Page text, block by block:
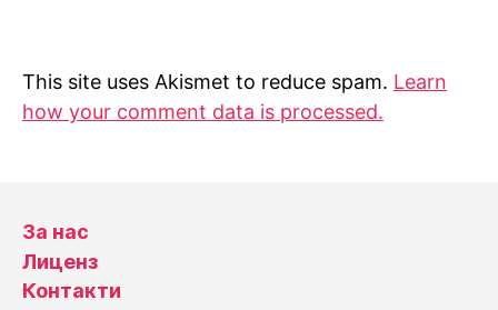
This site uses Akismet to reduce spam. Learn
how your comment data is processed.
За нас
Лиценз
Контакти